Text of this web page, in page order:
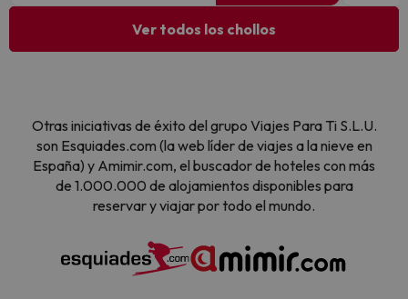
Ver todos los chollos
Otras iniciativas de éxito del grupo Viajes Para Ti S.L.U.
son Esquiades.com (la web líder de viajes a la nieve en
España) y Amimir.com, el buscador de hoteles con más
de 1.000.000 de alojamientos disponibles para
reservar y viajar por todo el mundo.